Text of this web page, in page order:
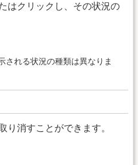
はクリックし、その状況の
される状況の種類は異なりま
り消すことができます。